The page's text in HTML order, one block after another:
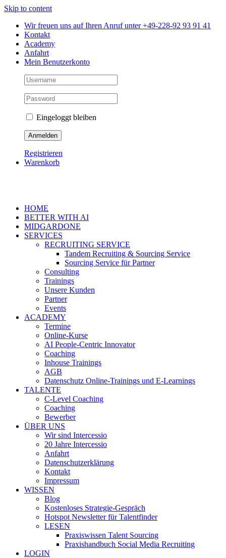
Skip to content
Wir freuen uns auf Ihren Anruf unter +49-228-92 93 91 41
Kontakt
Academy
Anfahrt
Mein Benutzerkonto
Eingeloggt bleiben
Registrieren
Warenkorb
HOME
BETTER WITH AI
MIDGARDONE
SERVICES
RECRUITING SERVICE
Tandem Recruiting & Sourcing Service
Sourcing Service für Partner
Consulting
Trainings
Unsere Kunden
Partner
Events
ACADEMY
Termine
Online-Kurse
AI People-Centric Innovator
Coaching
Inhouse Trainings
AGB
Datenschutz Online-Trainings und E-Learnings
TALENTE
C-Level Coaching
Coaching
Bewerber
ÜBER UNS
Wir sind Intercessio
20 Jahre Intercessio
Anfahrt
Datenschutzerklärung
Kontakt
Impressum
WISSEN
Blog
Kostenloses Strategie-Gespräch
Hotspot Newsletter für Talentfinder
LESEN
Praxiswissen Talent Sourcing
Praxishandbuch Social Media Recruiting
LOGIN